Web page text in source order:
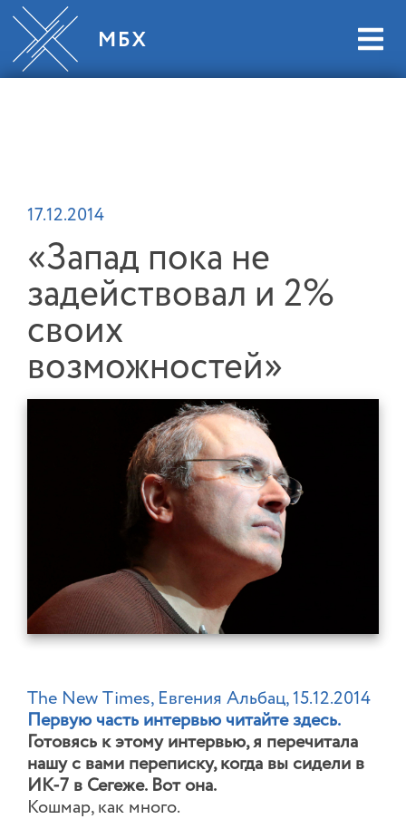
17.12.2014
«Запад пока не
задействовал и 2%
своих
возможностей»
The New Times, Евгения Альбац, 15.12.2014
Первую часть интервью читайте здесь.
Готовясь к этому интервью, я перечитала
нашу с вами переписку, когда вы сидели в
ИК-7 в Сегеже. Вот она.
Кошмар, как много.